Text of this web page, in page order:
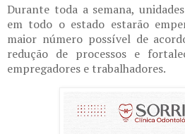
Durante toda a semana,
em todo o estado estarão
maior número possível de
redução de processos e
empregadores e trabalhadores.